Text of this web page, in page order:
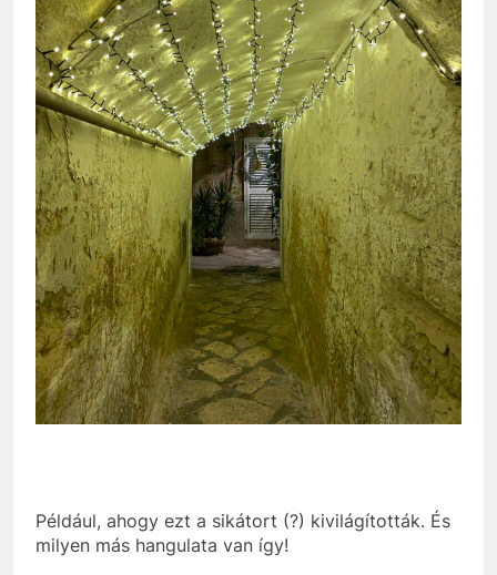
Például, ahogy ezt a sikátort (?) kivilágították. És
milyen más hangulata van így!